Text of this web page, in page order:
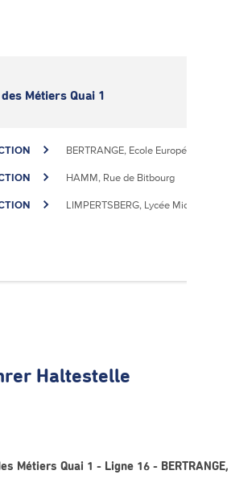
Métiers Quai 1
BERTRANGE, Ecole Européenne II
HAMM, Rue de Bitbourg
LIMPERTSBERG, Lycée Michel
Haltestelle
Métiers Quai 1 - Ligne 16 -